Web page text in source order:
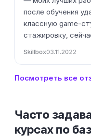
после обучения
классную game-
стажировку,
Skillbox03.11.2022
Посмотреть все
Часто
курсах по